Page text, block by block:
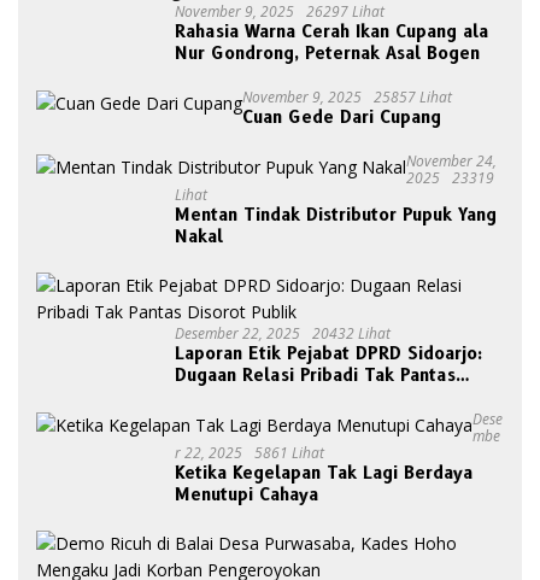
November 9, 2025 26297 Lihat
Rahasia Warna Cerah Ikan Cupang ala
Nur Gondrong, Peternak Asal Bogen
November 9, 2025 25857 Lihat
Cuan Gede Dari Cupang
November 24,
2025 23319
Lihat
Mentan Tindak Distributor Pupuk Yang
Nakal
Desember 22, 2025 20432 Lihat
Laporan Etik Pejabat DPRD Sidoarjo:
Dugaan Relasi Pribadi Tak Pantas
Dese
Mbe
R 22, 2025 5861 Lihat
Ketika Kegelapan Tak Lagi Berdaya
Menutupi Cahaya